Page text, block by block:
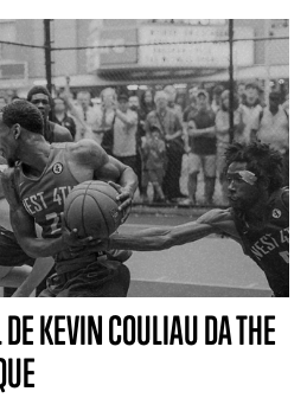
KEVIN COULIAU DA THE